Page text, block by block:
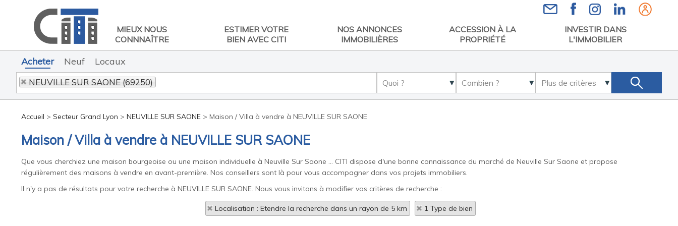
MIEUX NOUS
CONNNAÎTRE
ESTIMER VOTRE
BIEN AVEC CITI
NOS ANNONCES
IMMOBILIÈRES
ACCESSION À LA
PROPRIÉTÉ
INVESTIR DANS
L'IMMOBILIER
Acheter Neuf Locaux
NEUVILLE SUR SAONE (69250)
Accueil > Secteur Grand Lyon > NEUVILLE SUR SAONE > Maison / Villa à vendre à NEUVILLE SUR SAONE
Maison / Villa à vendre à NEUVILLE SUR SAONE
Que vous cherchiez une maison bourgeoise ou une maison individuelle à Neuville Sur Saone ... CITI dispose d'une bonne connaissance du marché de Neuville Sur Saone et propose
régulièrement des maisons à vendre en avant-première. Nos conseillers sont là pour vous accompagner dans vos projets immobiliers.
Il n'y a pas de résultats pour votre recherche à NEUVILLE SUR SAONE. Nous vous invitons à modifier vos critères de recherche :
Localisation : Etendre la recherche dans un rayon de 5 km 1 Type de bien